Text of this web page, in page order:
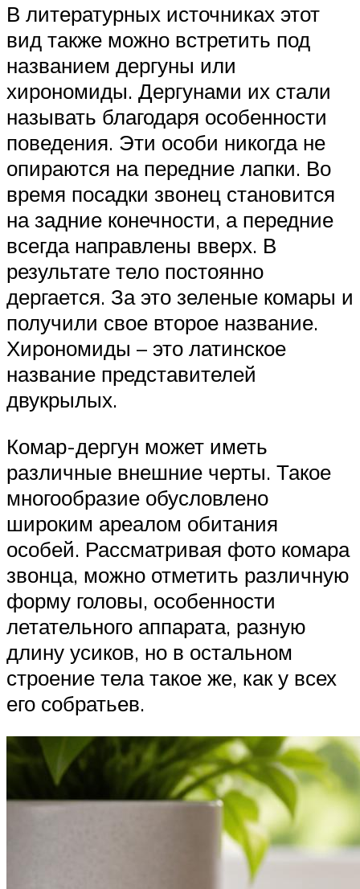
В литературных источниках этот
вид также можно встретить под
названием дергуны или
хирономиды. Дергунами их стали
называть благодаря особенности
поведения. Эти особи никогда не
опираются на передние лапки. Во
время посадки звонец становится
на задние конечности, а передние
всегда направлены вверх. В
результате тело постоянно
дергается. За это зеленые комары и
получили свое второе название.
Хирономиды – это латинское
название представителей
двукрылых.
Комар-дергун может иметь
различные внешние черты. Такое
многообразие обусловлено
широким ареалом обитания
особей. Рассматривая фото комара
звонца, можно отметить различную
форму головы, особенности
летательного аппарата, разную
длину усиков, но в остальном
строение тела такое же, как у всех
его собратьев.